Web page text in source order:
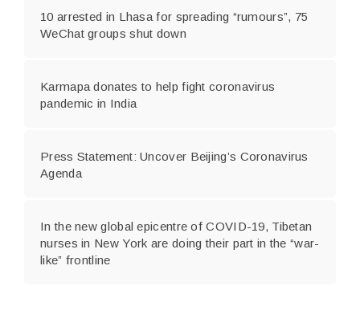
10 arrested in Lhasa for spreading “rumours”, 75
WeChat groups shut down
Karmapa donates to help fight coronavirus
pandemic in India
Press Statement: Uncover Beijing’s Coronavirus
Agenda
In the new global epicentre of COVID-19, Tibetan
nurses in New York are doing their part in the “war-
like” frontline